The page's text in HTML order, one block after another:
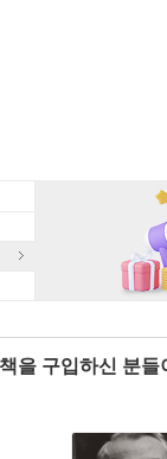
을 구입하신 분